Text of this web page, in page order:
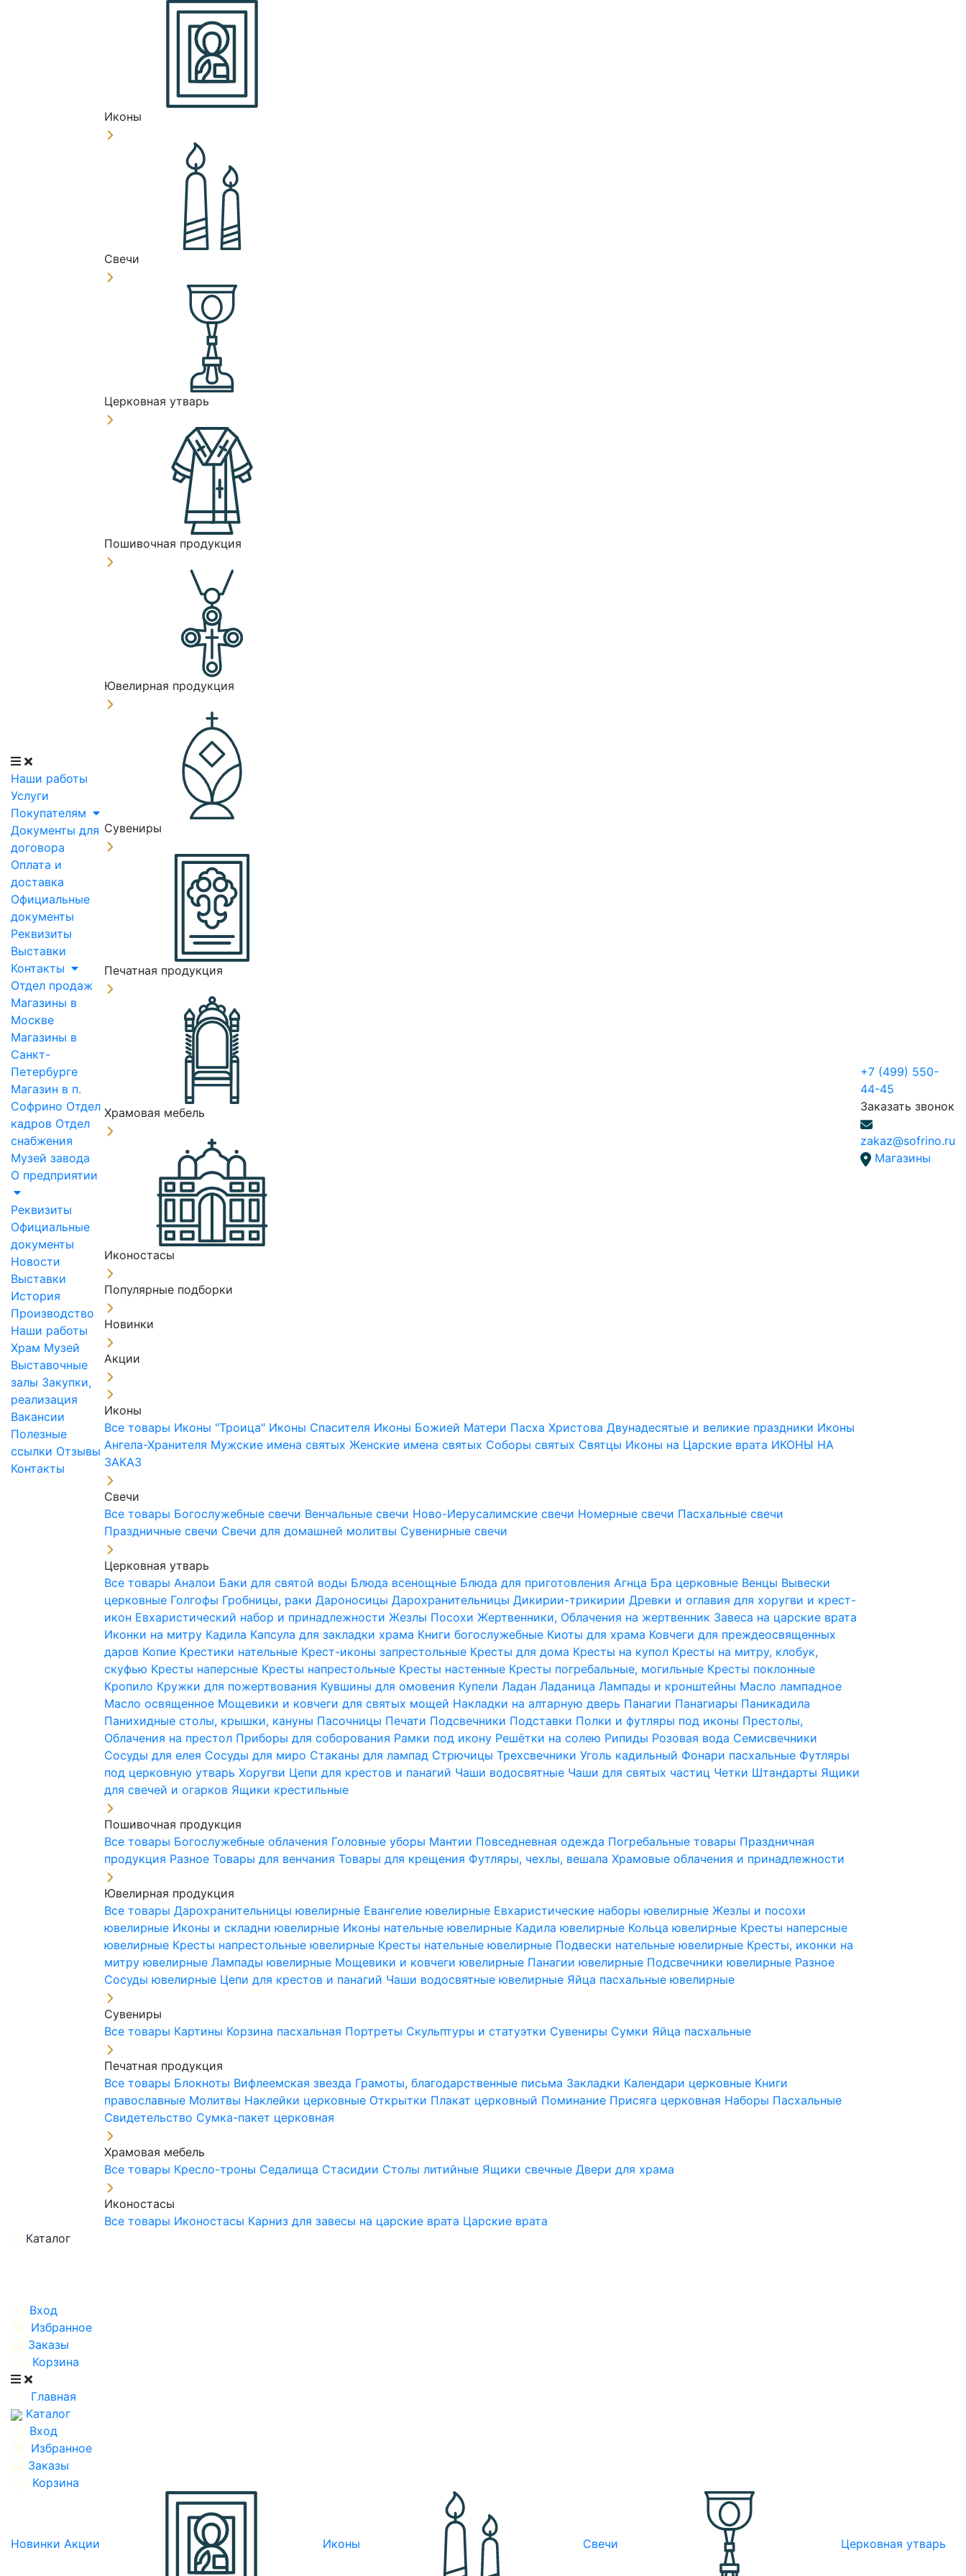
Наши работы
Услуги
Покупателям
Документы для
договора
Оплата и
доставка
Официальные
документы
Реквизиты
Выставки
Контакты
Отдел продаж
Магазины в
Москве
Магазины в
Санкт-
Петербурге
Магазин в п.
Софрино Отдел
кадров Отдел
снабжения
Музей завода
О предприятии
Реквизиты
Официальные
документы
Новости
Выставки
История
Производство
Наши работы
Храм Музей
Выставочные
залы Закупки,
реализация
Вакансии
Полезные
ссылки Отзывы
Контакты
Иконы
Свечи
Церковная утварь
Пошивочная продукция
Ювелирная продукция
Сувениры
Печатная продукция
Храмовая мебель
Иконостасы
Популярные подборки
Новинки
Акции
Иконы
Все товары Иконы "Троица" Иконы Спасителя Иконы Божией Матери Пасха ХристоваДвунадесятые и великие праздники Иконы
Ангела-Хранителя Мужские имена святыхЖенские имена святых Соборы святых Святцы Иконы на Царские врата ИКОНЫ НА
ЗАКАЗ
Свечи
Все товары Богослужебные свечи Венчальные свечи Ново-Иерусалимские свечи Номерные свечи Пасхальные свечи
Праздничные свечи Свечи для домашней молитвы Сувенирные свечи
Церковная утварь
Все товарыАналои Баки для святой воды Блюда всенощные Блюда для приготовления Агнца Бра церковные Венцы Вывески
церковные Голгофы Гробницы, ракиДароносицыДарохранительницыДикирии-трикирииДревки и оглавия для хоругви и крест-
икон Евхаристический набор и принадлежностиЖезлы ПосохиЖертвенники, Облачения на жертвенник Завеса на царские врата
Иконки на митру Кадила Капсула для закладки храма Книги богослужебные Киоты для храма Ковчеги для преждеосвященных
даров Копие Крестики нательные Крест-иконы запрестольные Кресты для дома Кресты на купол Кресты на митру, клобук,
скуфью Кресты наперсные Кресты напрестольные Кресты настенные Кресты погребальные, могильные Кресты поклонные
Кропило Кружки для пожертвования Кувшины для омовения КупелиЛаданЛаданицаЛампады и кронштейны Масло лампадное
Масло освященное Мощевики и ковчеги для святых мощей Накладки на алтарную дверь Панагии Панагиары Паникадила
Панихидные столы, крышки, кануны Пасочницы Печати Подсвечники Подставки Полки и футляры под иконы Престолы,
Облачения на престол Приборы для соборования Рамки под икону Решётки на солею Рипиды Розовая вода Семисвечники
Сосуды для елея Сосуды для миро Стаканы для лампад СтрючицыТрехсвечникиУголь кадильный Фонари пасхальные Футляры
под церковную утварьХоругви Цепи для крестов и панагий Чаши водосвятные Чаши для святых частиц Четки Штандарты Ящики
для свечей и огарков Ящики крестильные
Пошивочная продукция
Все товары Богослужебные облачения Головные уборы Мантии Повседневная одежда Погребальные товары Праздничная
продукция РазноеТовары для венчанияТовары для крещения Футляры, чехлы, вешалаХрамовые облачения и принадлежности
Ювелирная продукция
Все товарыДарохранительницы ювелирные Евангелие ювелирные Евхаристические наборы ювелирныеЖезлы и посохи
ювелирные Иконы и складни ювелирные Иконы нательные ювелирные Кадила ювелирные Кольца ювелирные Кресты наперсные
ювелирные Кресты напрестольные ювелирные Кресты нательные ювелирные Подвески нательные ювелирные Кресты, иконки на
митру ювелирныеЛампады ювелирные Мощевики и ковчеги ювелирные Панагии ювелирные Подсвечники ювелирные Разное
Сосуды ювелирные Цепи для крестов и панагий Чаши водосвятные ювелирные Яйца пасхальные ювелирные
Сувениры
Все товары Картины Корзина пасхальная Портреты Скульптуры и статуэтки Сувениры Сумки Яйца пасхальные
Печатная продукция
Все товары Блокноты Вифлеемская звезда Грамоты, благодарственные письма Закладки Календари церковные Книги
православные Молитвы Наклейки церковные Открытки Плакат церковный Поминание Присяга церковная Наборы Пасхальные
Свидетельство Сумка-пакет церковная
Храмовая мебель
Все товары Кресло-троны Седалища Стасидии Столы литийные Ящики свечныеДвери для храма
Иконостасы
Все товары Иконостасы Карниз для завесы на царские врата Царские врата
+7 (499) 550-
44-45
Заказать звонок
zakaz@sofrino.ru
Магазины
Каталог
Вход
Избранное
Заказы
Корзина
Главная
Каталог
Вход
Избранное
Заказы
Корзина
Новинки Акции Иконы Свечи Церковная утварь